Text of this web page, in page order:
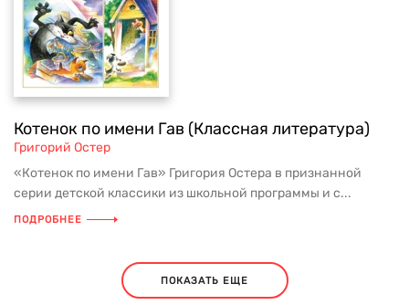
Котенок по имени Гав (Классная литература)
Григорий Остер
«Котенок по имени Гав» Григория Остера в признанной
серии детской классики из школьной программы и с...
ПОДРОБНЕЕ
ПОКАЗАТЬ ЕЩЕ